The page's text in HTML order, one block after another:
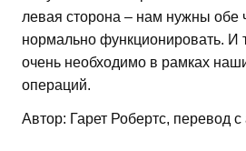
левая сторона – нам нужны обе
нормально функционировать. И
очень необходимо в рамках
операций.
Автор: Гарет Робертс, перевод с